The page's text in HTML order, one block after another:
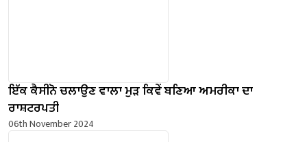
ਇੱਕ ਕੈਸੀਨੋ ਚਲਾਉਣ ਵਾਲਾ ਮੁੜ ਕਿਵੇਂ ਬਣਿਆ ਅਮਰੀਕਾ ਦਾ
ਰਾਸ਼ਟਰਪਤੀ
06th November 2024